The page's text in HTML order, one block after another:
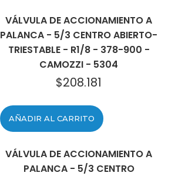
VÁLVULA DE ACCIONAMIENTO A
PALANCA - 5/3 CENTRO ABIERTO-
TRIESTABLE - R1/8 - 378-900 -
CAMOZZI - 5304
$208.181
AÑADIR AL CARRITO
VÁLVULA DE ACCIONAMIENTO A
PALANCA - 5/3 CENTRO